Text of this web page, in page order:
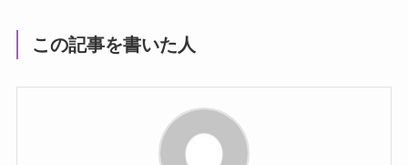
この記事を書いた人